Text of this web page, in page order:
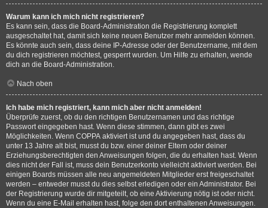
Warum kann ich mich nicht registrieren?
Es kann sein, dass die Board-Administration die Registrierung komplett
ausgeschaltet hat, damit sich keine neuen Benutzer mehr anmelden können.
Es könnte auch sein, dass deine IP-Adresse oder der Benutzername, mit dem
du dich registrieren möchtest, gesperrt wurden. Um Hilfe zu erhalten, wende
dich an die Board-Administration.
Nach oben
Ich habe mich registriert, kann mich aber nicht anmelden!
Überprüfe zuerst, ob du den richtigen Benutzernamen und das richtige
Passwort eingegeben hast. Wenn diese stimmen, dann gibt es zwei
Möglichkeiten. Wenn COPPA aktiviert ist und du angegeben hast, dass du
unter 13 Jahre alt bist, musst du bzw. einer deiner Eltern oder deiner
Erziehungsberechtigten den Anweisungen folgen, die du erhalten hast. Wenn
dies nicht der Fall ist, muss dein Benutzerkonto vielleicht aktiviert werden. Bei
einigen Boards müssen alle neu angemeldeten Mitglieder erst freigeschaltet
werden – entweder musst du dies selbst erledigen oder ein Administrator. Bei
der Registrierung wurde dir mitgeteilt, ob eine Aktivierung nötig ist oder nicht.
Wenn du eine E-Mail erhalten hast, folge den dort enthaltenen Anweisungen.